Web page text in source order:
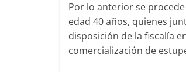
Por lo anterior se
edad 40 años, quienes
disposición de la fiscalía
comercialización de